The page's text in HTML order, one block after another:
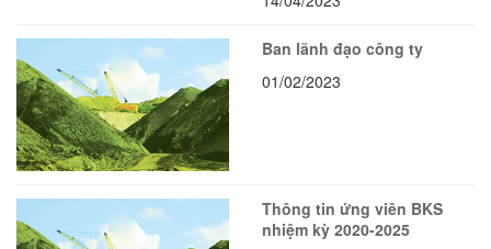
Ban lãnh đạo công ty
01/02/2023
Thông tin ứng viên BKS
nhiệm kỳ 2020-2025